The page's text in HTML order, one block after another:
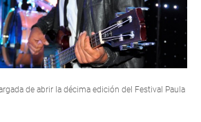
de abrir la décima edición del Festival Paula